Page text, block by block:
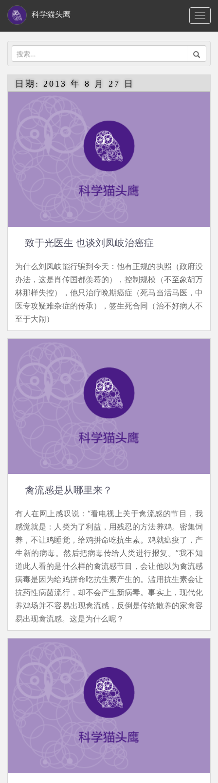
i
科学猫头鹰
搜
索：
日期: 2013 年 8 月 27 日
致于光医生 也谈刘凤岐治癌症
为什么刘凤岐能行骗到今天：他有正规的执照（政府没
办法，这是肖传国都羡慕的），控制规模（不至象胡万
林那样失控），他只治疗晩期癌症（死马当活马医，中
医专攻疑难杂症的传承），签生死合同（治不好病人不
至于大闹）
禽流感是从哪里来？
有人在网上感叹说：“看电视上关于禽流感的节目，我
感觉就是：人类为了利益，用残忍的方法养鸡。密集饲
养，不让鸡睡觉，给鸡拼命吃抗生素。鸡就瘟疫了，产
生新的病毒。然后把病毒传给人类进行报复。”我不知
道此人看的是什么样的禽流感节目，会让他以为禽流感
病毒是因为给鸡拼命吃抗生素产生的。滥用抗生素会让
抗药性病菌流行，却不会产生新病毒。事实上，现代化
养鸡场并不容易出现禽流感，反倒是传统散养的家禽容
易出现禽流感。这是为什么呢？